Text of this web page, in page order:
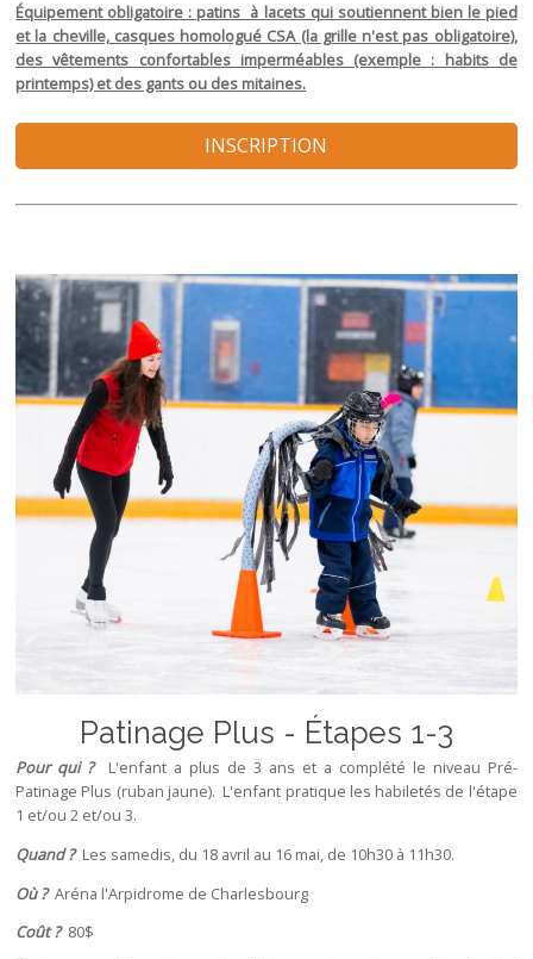
Équipement obligatoire : patins à lacets qui soutiennent bien le pied
et la cheville, casques homologué CSA (la grille n'est pas obligatoire),
des vêtements confortables imperméables (exemple : habits de
printemps) et des gants ou des mitaines.
INSCRIPTION
Patinage Plus - Étapes 1-3
Pour qui ?
L'enfant a plus de 3 ans et a complété le niveau Pré-
Patinage Plus (ruban jaune). L'enfant pratique les habiletés de l'étape
1 et/ou 2 et/ou 3.
Quand ?Les samedis, du 18 avril au 16 mai, de 10h30 à 11h30.
Où ?Aréna l'Arpidrome de Charlesbourg
Coût ? 80$